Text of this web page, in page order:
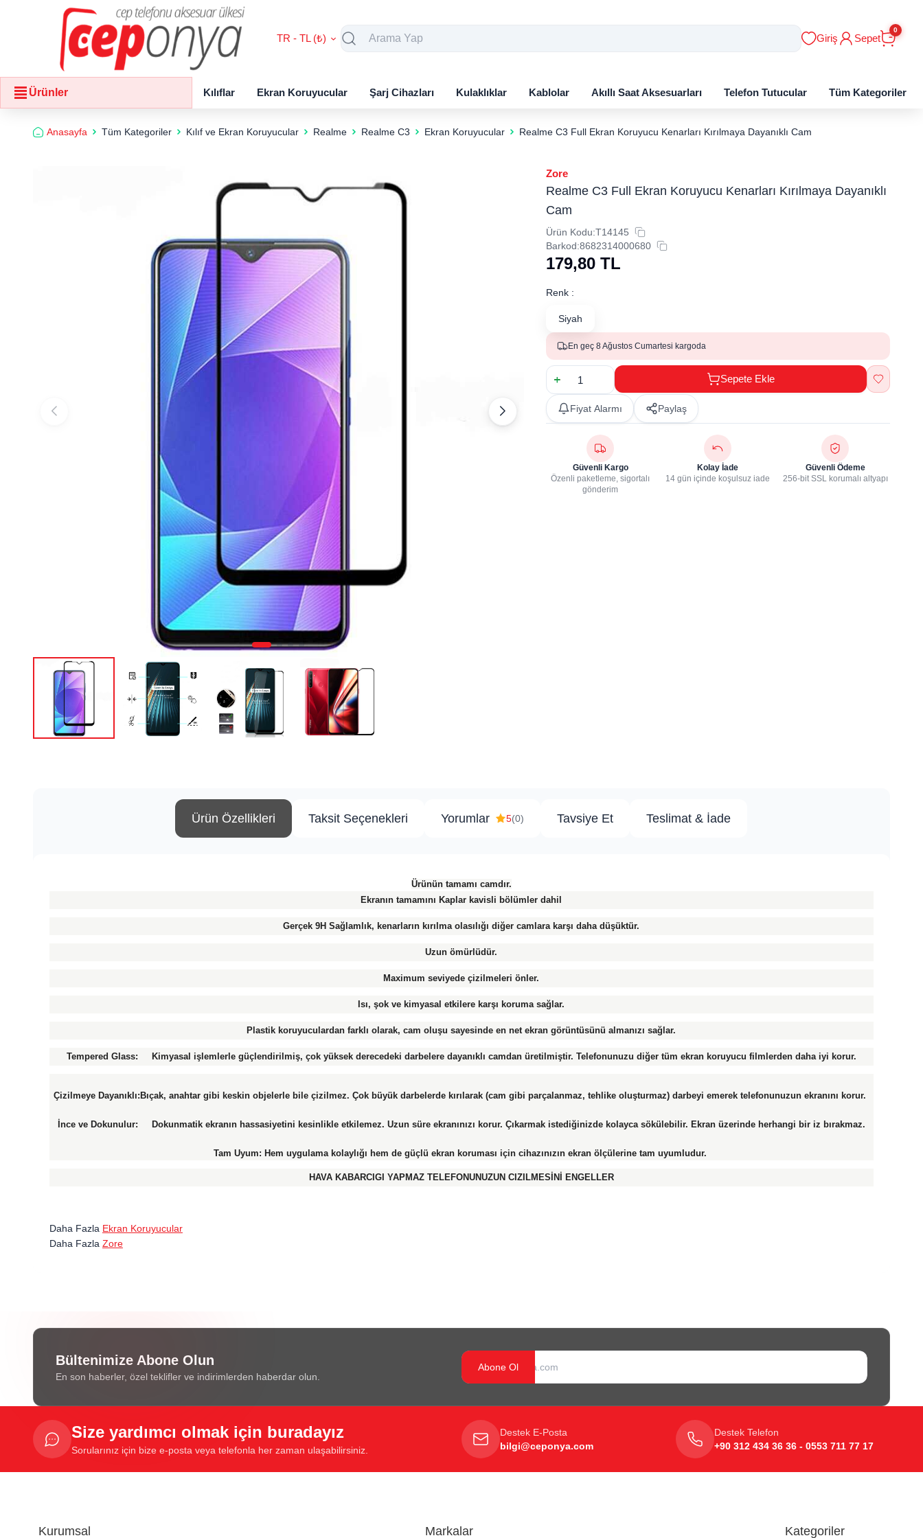
TR - TL (₺) Giriş Sepet
0
Ürünler Kılıflar Ekran Koruyucular Şarj Cihazları Kulaklıklar Kablolar Akıllı Saat Aksesuarları Telefon Tutucular Tüm Kategoriler
Anasayfa Tüm Kategoriler Kılıf ve Ekran Koruyucular Realme Realme C3 Ekran Koruyucular Realme C3 Full Ekran Koruyucu Kenarları Kırılmaya Dayanıklı Cam
Zore
Realme C3 Full Ekran Koruyucu Kenarları Kırılmaya Dayanıklı
Cam
Ürün Kodu:T14145
Barkod:8682314000680
179,80 TL
Renk :
Siyah
En geç 8 Ağustos Cumartesi kargoda
Sepete Ekle
Fiyat Alarmı Paylaş
Güvenli Kargo
Özenli paketleme, sigortalı
gönderim
Kolay İade
14 gün içinde koşulsuz iade
Güvenli Ödeme
256-bit SSL korumalı altyapı
Ürün Özellikleri Taksit Seçenekleri Yorumlar 5(0) Tavsiye Et Teslimat & İade
Ürünün tamamı camdır.
Ekranın tamamını Kaplar kavisli bölümler dahil
Gerçek 9H Sağlamlık, kenarların kırılma olasılığı diğer camlara karşı daha düşüktür.
Uzun ömürlüdür.
Maximum seviyede çizilmeleri önler.
Isı, şok ve kimyasal etkilere karşı koruma sağlar.
Plastik koruyuculardan farklı olarak, cam oluşu sayesinde en net ekran görüntüsünü almanızı sağlar.
Tempered Glass: Kimyasal işlemlerle güçlendirilmiş, çok yüksek derecedeki darbelere dayanıklı camdan üretilmiştir. Telefonunuzu diğer tüm ekran koruyucu filmlerden daha iyi korur.
Çizilmeye Dayanıklı:Bıçak, anahtar gibi keskin objelerle bile çizilmez. Çok büyük darbelerde kırılarak (cam gibi parçalanmaz, tehlike oluşturmaz) darbeyi emerek telefonunuzun ekranını korur.
İnce ve Dokunulur: Dokunmatik ekranın hassasiyetini kesinlikle etkilemez. Uzun süre ekranınızı korur. Çıkarmak istediğinizde kolayca sökülebilir. Ekran üzerinde herhangi bir iz bırakmaz.
Tam Uyum: Hem uygulama kolaylığı hem de güçlü ekran koruması için cihazınızın ekran ölçülerine tam uyumludur.
HAVA KABARCIGI YAPMAZ TELEFONUNUZUN CIZILMESİNİ ENGELLER
Daha Fazla Ekran Koruyucular
Daha Fazla Zore
Bültenimize Abone Olun
En son haberler, özel teklifler ve indirimlerden haberdar olun.
Abone Ol
Size yardımcı olmak için buradayız
Sorularınız için bize e-posta veya telefonla her zaman ulaşabilirsiniz.
Destek E-Posta
bilgi@ceponya.com
Destek Telefon
+90 312 434 36 36 - 0553 711 77 17
Kurumsal Markalar Kategoriler